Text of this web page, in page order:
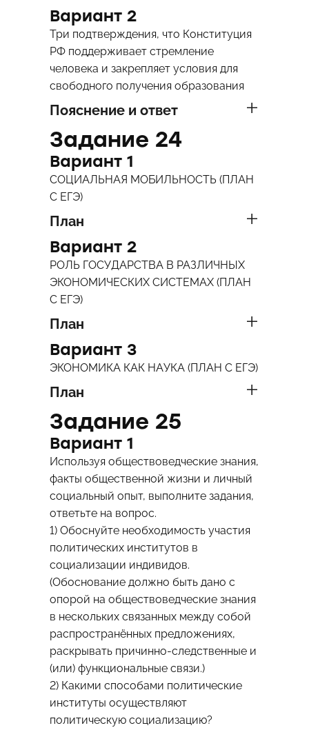
Вариант 2
Три подтверждения, что Конституция
РФ поддерживает стремление
человека и закрепляет условия для
свободного получения образования
Пояснение и ответ
Задание 24
Вариант 1
СОЦИАЛЬНАЯ МОБИЛЬНОСТЬ (ПЛАН
С ЕГЭ)
План
Вариант 2
РОЛЬ ГОСУДАРСТВА В РАЗЛИЧНЫХ
ЭКОНОМИЧЕСКИХ СИСТЕМАХ (ПЛАН
С ЕГЭ)
План
Вариант 3
ЭКОНОМИКА КАК НАУКА (ПЛАН С ЕГЭ)
План
Задание 25
Вариант 1
Используя обществоведческие знания,
факты общественной жизни и личный
социальный опыт, выполните задания,
ответьте на вопрос.
1) Обоснуйте необходимость участия
политических институтов в
социализации индивидов.
(Обоснование должно быть дано с
опорой на обществоведческие знания
в нескольких связанных между собой
распространённых предложениях,
раскрывать причинно-следственные и
(или) функциональные связи.)
2) Какими способами политические
институты осуществляют
политическую социализацию?